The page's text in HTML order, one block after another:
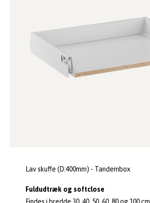
Lav skuffe (D:400mm) - Tandembox
Fuldudtræk og softclose